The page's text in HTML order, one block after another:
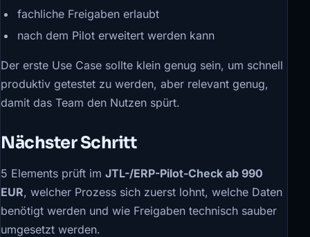
fachliche Freigaben erlaubt
nach dem Pilot erweitert werden kann
Der erste Use Case sollte klein genug sein, um schnell
produktiv getestet zu werden, aber relevant genug,
damit das Team den Nutzen spürt.
Nächster Schritt
5 Elements prüft im JTL-/ERP-Pilot-Check ab 990
EUR, welcher Prozess sich zuerst lohnt, welche Daten
benötigt werden und wie Freigaben technisch sauber
umgesetzt werden.